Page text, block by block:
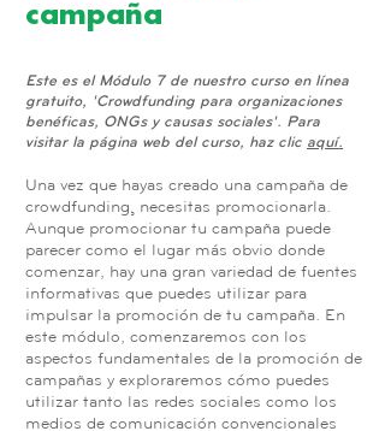
campaña
Este es el Módulo 7 de nuestro curso en línea
gratuito, 'Crowdfunding para organizaciones
benéficas, ONGs y causas sociales'. Para
visitar la página web del curso, haz clic aquí.
Una vez que hayas creado una campaña de
crowdfunding¸ necesitas promocionarla.
Aunque promocionar tu campaña puede
parecer como el lugar más obvio donde
comenzar, hay una gran variedad de fuentes
informativas que puedes utilizar para
impulsar la promoción de tu campaña. En
este módulo, comenzaremos con los
aspectos fundamentales de la promoción de
campañas y exploraremos cómo puedes
utilizar tanto las redes sociales como los
medios de comunicación convencionales